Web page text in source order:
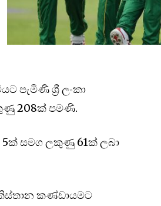
පැමිණි ශ්‍රී ලංකා
208ක් පමණි.
5ක් සමග ලකුණු 61ක් ලබා
කණ්ඩායමට